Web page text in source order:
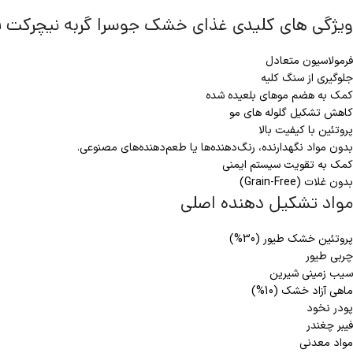
ویژگی های کلیدی غذای خشک جوسرا گربه نیچرکت
فرمولاسیون متعادل
جلوگیری از سنگ کلیه
کمک به هضم موهای بلعیده شده
کاهش تشکیل گلوله های مو
پروتئین با کیفیت بالا
بدون مواد نگهدارنده، رنگ‌دهنده‌ها یا طعم‌دهنده‌های مصنوعی.
کمک به تقویت سیستم ایمنی
بدون غلات (Grain-Free)
مواد تشکیل دهنده اصلی
پروتئین خشک طیور (30%)
چربی طیور
سیب زمینی شیرین
ماهی آزاد خشک (10%)
پودر نخود
فیبر چغندر
مواد معدنی